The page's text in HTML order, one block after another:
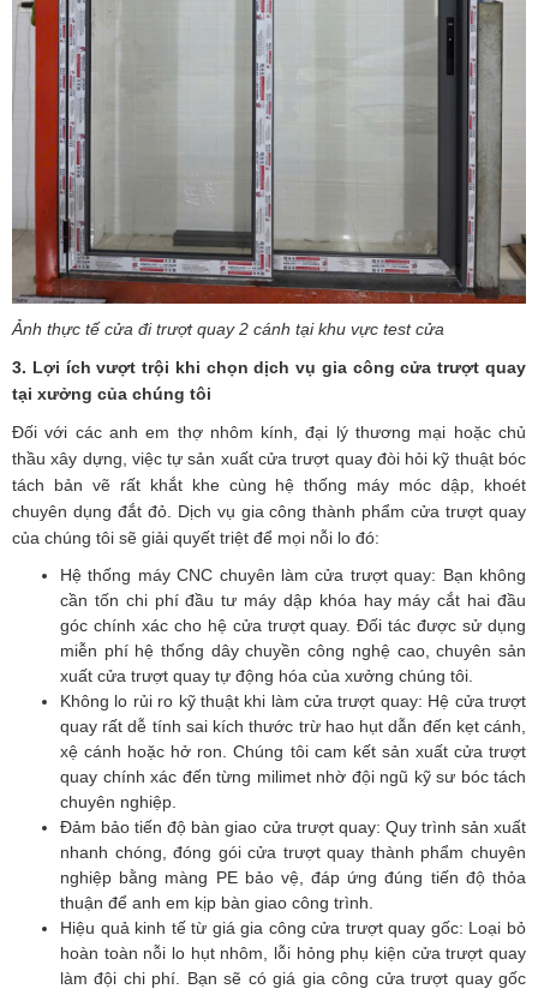
Ảnh thực tế cửa đi trượt quay 2 cánh tại khu vực test cửa
3. Lợi ích vượt trội khi chọn dịch vụ gia công cửa trượt quay
tại xưởng của chúng tôi
Đối với các anh em thợ nhôm kính, đại lý thương mại hoặc chủ
thầu xây dựng, việc tự sản xuất cửa trượt quay đòi hỏi kỹ thuật bóc
tách bản vẽ rất khắt khe cùng hệ thống máy móc dập, khoét
chuyên dụng đắt đỏ. Dịch vụ gia công thành phẩm cửa trượt quay
của chúng tôi sẽ giải quyết triệt để mọi nỗi lo đó:
Hệ thống máy CNC chuyên làm cửa trượt quay: Bạn không
cần tốn chi phí đầu tư máy dập khóa hay máy cắt hai đầu
góc chính xác cho hệ cửa trượt quay. Đối tác được sử dụng
miễn phí hệ thống dây chuyền công nghệ cao, chuyên sản
xuất cửa trượt quay tự động hóa của xưởng chúng tôi.
Không lo rủi ro kỹ thuật khi làm cửa trượt quay: Hệ cửa trượt
quay rất dễ tính sai kích thước trừ hao hụt dẫn đến kẹt cánh,
xệ cánh hoặc hở ron. Chúng tôi cam kết sản xuất cửa trượt
quay chính xác đến từng milimet nhờ đội ngũ kỹ sư bóc tách
chuyên nghiệp.
Đảm bảo tiến độ bàn giao cửa trượt quay: Quy trình sản xuất
nhanh chóng, đóng gói cửa trượt quay thành phẩm chuyên
nghiệp bằng màng PE bảo vệ, đáp ứng đúng tiến độ thỏa
thuận để anh em kịp bàn giao công trình.
Hiệu quả kinh tế từ giá gia công cửa trượt quay gốc: Loại bỏ
hoàn toàn nỗi lo hụt nhôm, lỗi hỏng phụ kiện cửa trượt quay
làm đội chi phí. Bạn sẽ có giá gia công cửa trượt quay gốc